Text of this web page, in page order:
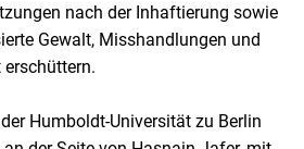
nach der Inhaftierung sowie
Gewalt, Misshandlungen und
Humboldt-Universität zu Berlin